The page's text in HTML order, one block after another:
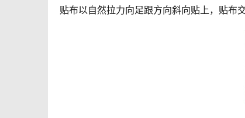
贴布以自然拉力向足跟方向斜向贴上，贴布